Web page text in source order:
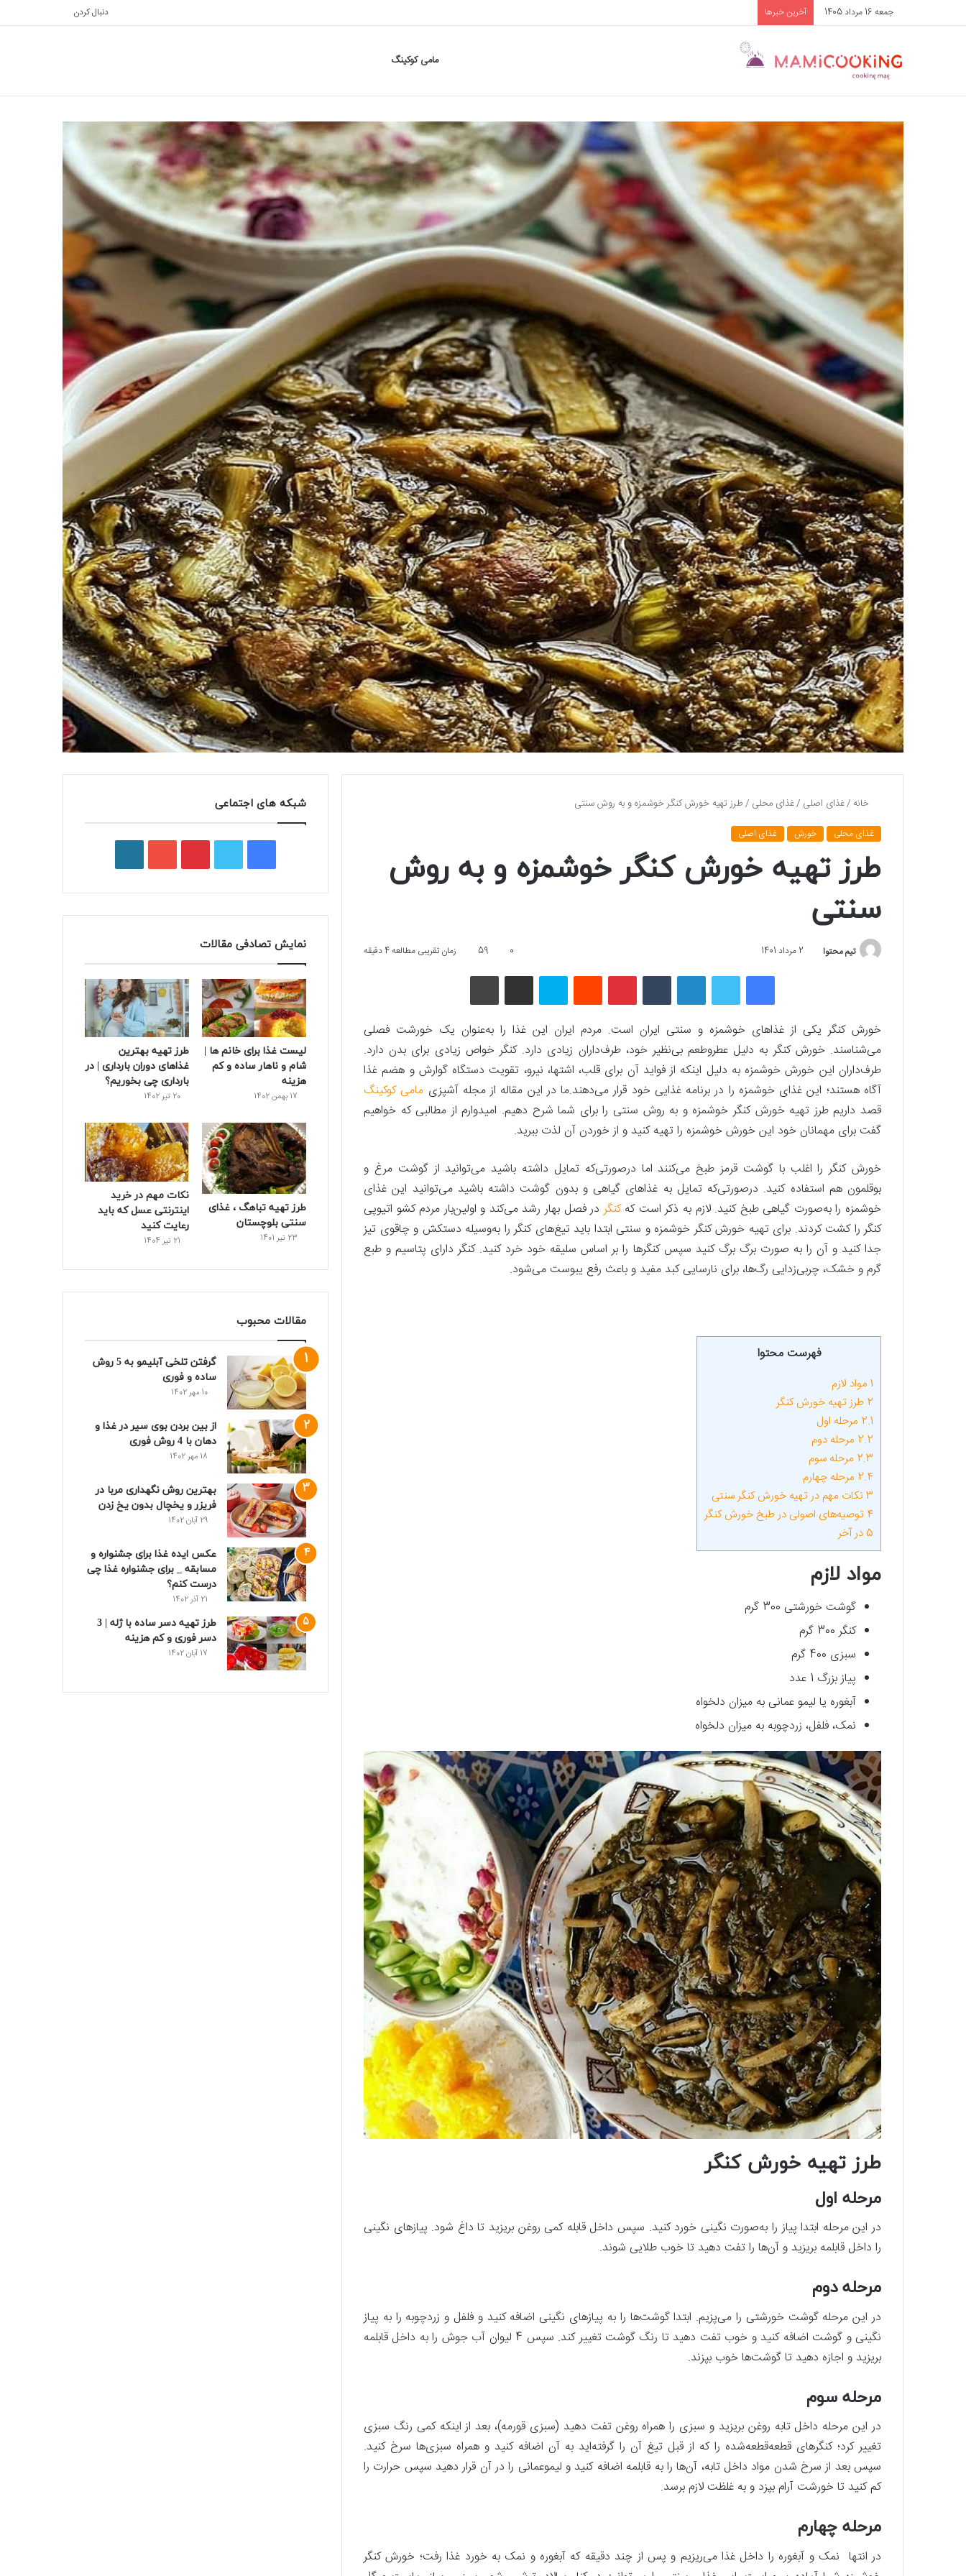
جمعه 16 مرداد 1405 آخرین خبرها دنبال کردن
مامی کوکینگ
برایپوسته
خانه /غذای اصلی /غذای محلی /طرز تهیه خورش کنگر خوشمزه و به روش سنتی
غذای محلی خورش غذای اصلی
طرز تهیه خورش کنگر خوشمزه و به روش
سنتی
تیم محتوا 2 مرداد 1401 0
59 زمان تقریبی مطالعه 4 دقیقه
فیسبوک توییتر لینکداین تامبلر پینتریستReddit اسکایپ اشتراک گذاری با ایمیل چاپ
خورش کنگر یکی از غذا‌های خوشمزه و سنتی ایران است. مردم ایران این غذا را به‌عنوان یک خورشت فصلی
می‌شناسند. خورش کنگر به دلیل عطروطعم بی‌نظیر خود، طرف‌داران زیادی دارد. کنگر خواص زیادی برای بدن دارد.
طرف‌داران این خورش خوشمزه به دلیل اینکه از فواید آن برای قلب، اشتها، نیرو، تقویت دستگاه گوارش و هضم غذا
آگاه هستند؛ این غذای خوشمزه را در برنامه غذایی خود قرار می‌دهند.ما در این مقاله از مجله آشپزی مامی کوکینگ
قصد داریم طرز تهیه خورش کنگر خوشمزه و به روش سنتی را برای شما شرح دهیم. امیدوارم از مطالبی که خواهیم
گفت برای مهمانان خود این خورش خوشمزه را تهیه کنید و از خوردن آن لذت ببرید.
خورش کنگر را اغلب با گوشت قرمز طبخ می‌کنند اما درصورتی‌که تمایل داشته باشید می‌توانید از گوشت مرغ و
بوقلمون هم استفاده کنید. درصورتی‌که تمایل به غذاهای گیاهی و بدون گوشت داشته باشید می‌توانید این غذای
خوشمزه را به‌صورت گیاهی طبخ کنید. لازم به ذکر است کهکنگر در فصل بهار رشد می‌کند و اولین‌بار مردم کشو اتیوپی
کنگر را کشت کردند. برای تهیه خورش کنگر خوشمزه و سنتی ابتدا باید تیغ‌های کنگر را به‌وسیله دستکش و چاقوی تیز
جدا کنید و آن را به‌ صورت برگ‌ برگ کنید سپس کنگرها را بر اساس سلیقه خود خرد کنید. کنگر دارای پتاسیم و طبع
گرم و خشک، چربی‌زدایی رگ‌ها، برای نارسایی کبد مفید و باعث رفع یبوست می‌شود.
فهرست محتوا
1 مواد لازم
2 طرز تهیه خورش کنگر
2.1 مرحله اول
2.2 مرحله دوم
2.3 مرحله سوم
2.4 مرحله چهارم
3 نکات مهم در تهیه خورش کنگر سنتی
4 توصیه‌های اصولی در طبخ خورش کنگر
5در آخر
مواد لازم
گوشت خورشتی 300 گرم
کنگر 300 گرم
سبزی 400 گرم
پیاز بزرگ 1 عدد
آبغوره یا لیمو عمانی به میزان دلخواه
نمک، فلفل، زردچوبه به میزان دلخواه
طرز تهیه خورش کنگر
مرحله اول
در این مرحله ابتدا پیاز را به‌صورت نگینی خورد کنید. سپس داخل قابله کمی روغن بریزید تا داغ شود. پیاز‌های نگینی
را داخل قابلمه بریزید و آن‌ها را تفت دهید تا خوب طلایی شوند.
مرحله دوم
در این مرحله گوشت خورشتی را می‌پزیم. ابتدا گوشت‌ها را به پیازهای نگینی اضافه کنید و فلفل و زردچوبه را به پیاز
نگینی و گوشت اضافه کنید و خوب تفت دهید تا رنگ گوشت تغییر کند. سپس 4 لیوان آب جوش را به داخل قابلمه
بریزید و اجازه دهید تا گوشت‌ها خوب بپزند.
مرحله سوم
در این مرحله داخل تابه روغن بریزید و سبزی را همراه روغن تفت دهید (سبزی قورمه)، بعد از اینکه کمی رنگ سبزی
تغییر کرد؛ کنگر‌های قطعه‌قطعه‌شده را که از قبل تیغ آن را گرفته‌اید به آن اضافه کنید و همراه سبزی‌ها سرخ کنید.
سپس بعد از سرخ شدن مواد داخل تابه، آن‌ها را به قابلمه اضافه کنید و لیموعمانی را در آن قرار دهید سپس حرارت را
کم کنید تا خورشت آرام بپزد و به غلظت لازم برسد.
مرحله چهارم
در انتها نمک و آبغوره را داخل غذا می‌ریزیم و پس از چند دقیقه که آبغوره و نمک به خورد غذا رفت؛ خورش کنگر
شبکه های اجتماعی
نمایش تصادفی مقالات
لیست غذا برای خانم ها |
شام و ناهار ساده و کم
هزینه
17 بهمن 1402
طرز تهیه بهترین
غذاهای دوران بارداری | در
بارداری چی بخوریم؟
20 تیر 1402
طرز تهیه تباهگ ، غذای
سنتی بلوچستان
23 تیر 1401
نکات مهم در خرید
اینترنتی عسل که باید
رعایت کنید
21 تیر 1404
مقالات محبوب
گرفتن تلخی آبلیمو به 5 روش
ساده و فوری
10 مهر 1402
از بین بردن بوی سیر در غذا و
دهان با 4 روش فوری
18 مهر 1402
بهترین روش نگهداری مربا در
فریزر و یخچال بدون یخ زدن
29 آبان 1402
عکس ایده غذا برای جشنواره و
مسابقه _ برای جشنواره غذا چی
درست کنم؟
21 آذر 1402
طرز تهیه دسر ساده با ژله | 3
دسر فوری و کم هزینه
17 آبان 1402